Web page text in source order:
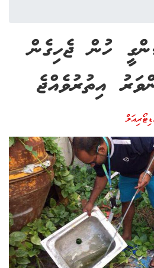
ހުން ޖެހިގެން
އިތުރުވެއްޖެ